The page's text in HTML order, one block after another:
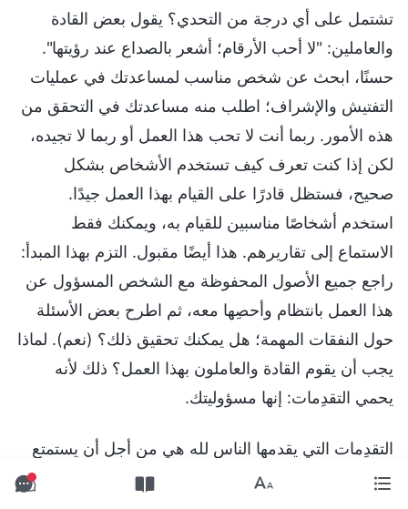
تشتمل على أي درجة من التحدي؟ يقول بعض القادة
والعاملين: "لا أحب الأرقام؛ أشعر بالصداع عند رؤيتها".
حسنًا، ابحث عن شخص مناسب لمساعدتك في عمليات
التفتيش والإشراف؛ اطلب منه مساعدتك في التحقق من
هذه الأمور. ربما أنت لا تحب هذا العمل أو ربما لا تجيده،
لكن إذا كنت تعرف كيف تستخدم الأشخاص بشكل
صحيح، فستظل قادرًا على القيام بهذا العمل جيدًا.
استخدم أشخاصًا مناسبين للقيام به، ويمكنك فقط
الاستماع إلى تقاريرهم. هذا أيضًا مقبول. التزم بهذا المبدأ:
راجع جميع الأصول المحفوظة مع الشخص المسؤول عن
هذا العمل بانتظام وأحصِها معه، ثم اطرح بعض الأسئلة
حول النفقات المهمة؛ هل يمكنك تحقيق ذلك؟ (نعم). لماذا
يجب أن يقوم القادة والعاملون بهذا العمل؟ ذلك لأنه
يحمي التقدِمات: إنها مسؤوليتك.
التقدِمات التي يقدمها الناس لله هي من أجل أن يستمتع
الله بها، لكن هل يستخدمها؟ هل لله غرض في هذه